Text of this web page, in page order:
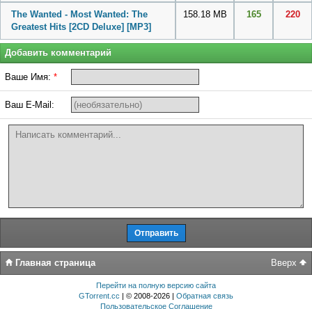
The Wanted - Most Wanted: The
Greatest Hits [2CD Deluxe] [MP3]
158.18 MB 165 220
Добавить комментарий
Ваше Имя: *
Ваш E-Mail:
Вверх
Главная страница
Перейти на полную версию сайта
GTorrent.cc | © 2008-2026 | Обратная связь
Пользовательское Соглашение